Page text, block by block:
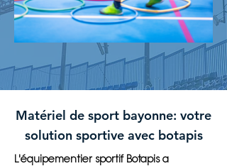
Matériel de sport bayonne: votre
solution sportive avec botapis
L'équipementier sportif Botapis a